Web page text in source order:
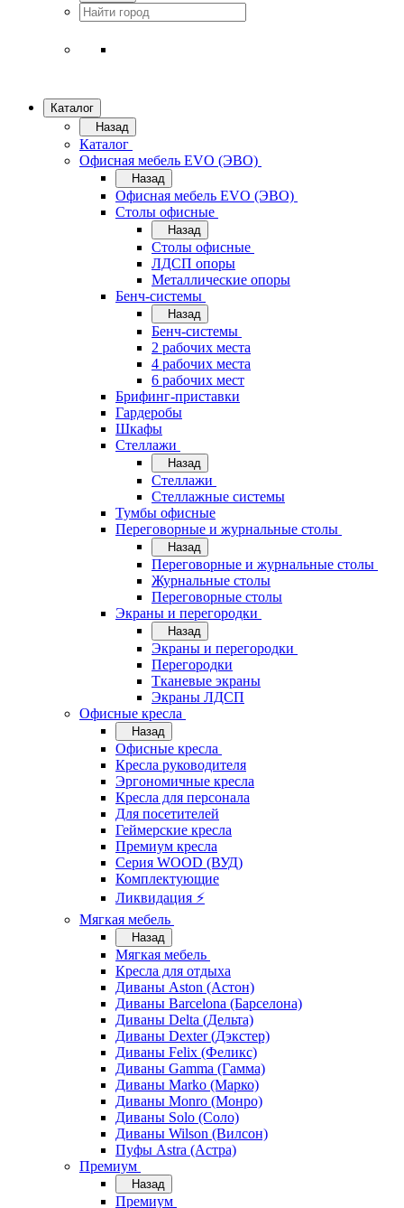
Каталог
Назад
Каталог
Офисная мебель EVO (ЭВО)
Назад
Офисная мебель EVO (ЭВО)
Cтолы офисные
Назад
Cтолы офисные
ЛДСП опоры
Металлические опоры
Бенч-системы
Назад
Бенч-системы
2 рабочих места
4 рабочих места
6 рабочих мест
Брифинг-приставки
Гардеробы
Шкафы
Стеллажи
Назад
Стеллажи
Стеллажные системы
Тумбы офисные
Переговорные и журнальные столы
Назад
Переговорные и журнальные столы
Журнальные столы
Переговорные столы
Экраны и перегородки
Назад
Экраны и перегородки
Перегородки
Тканевые экраны
Экраны ЛДСП
Офисные кресла
Назад
Офисные кресла
Кресла руководителя
Эргономичные кресла
Кресла для персонала
Для посетителей
Геймерские кресла
Премиум кресла
Серия WOOD (ВУД)
Комплектующие
Ликвидация ⚡
Мягкая мебель
Назад
Мягкая мебель
Кресла для отдыха
Диваны Aston (Астон)
Диваны Barcelona (Барселона)
Диваны Delta (Дельта)
Диваны Dexter (Дэкстер)
Диваны Felix (Феликс)
Диваны Gamma (Гамма)
Диваны Marko (Марко)
Диваны Monro (Монро)
Диваны Solo (Соло)
Диваны Wilson (Вилсон)
Пуфы Astra (Астра)
Премиум
Назад
Премиум